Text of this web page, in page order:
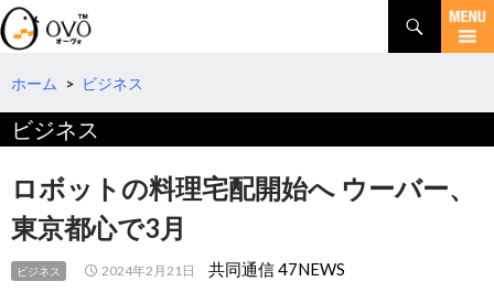
検
索
コ
テ
へ
ホーム > ビジネス
ビジネス
ロボットの料理宅配開始へ ウーバー、
東京都心で3月
ビジネス 2024年2月21日 共同通信 47NEWS